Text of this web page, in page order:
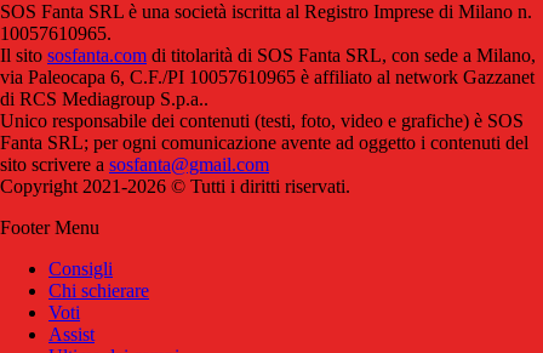
SOS Fanta SRL è una società iscritta al Registro Imprese di Milano n.
10057610965.
Il sito sosfanta.com di titolarità di SOS Fanta SRL, con sede a Milano,
via Paleocapa 6, C.F./PI 10057610965 è affiliato al network Gazzanet
di RCS Mediagroup S.p.a..
Unico responsabile dei contenuti (testi, foto, video e grafiche) è SOS
Fanta SRL; per ogni comunicazione avente ad oggetto i contenuti del
sito scrivere a sosfanta@gmail.com
Copyright 2021-2026 © Tutti i diritti riservati.
Footer Menu
Consigli
Chi schierare
Voti
Assist